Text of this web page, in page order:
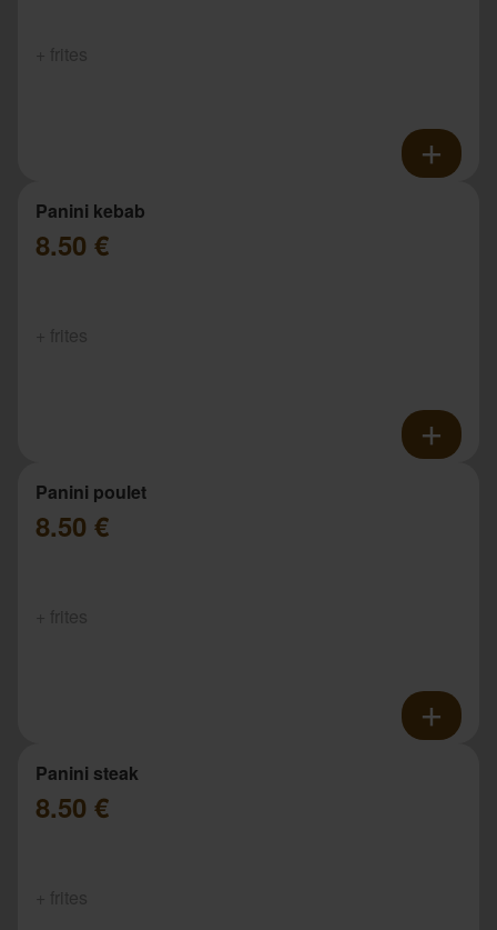
Panini kebab
8.50 €
Panini poulet
8.50 €
Panini steak
8.50 €